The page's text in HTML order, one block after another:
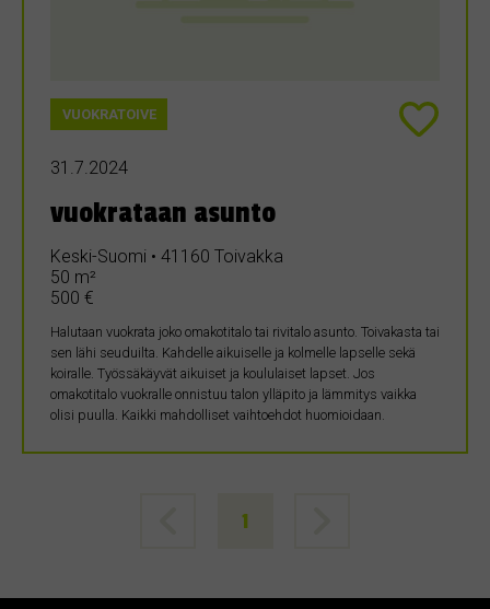
VUOKRATOIVE
31.7.2024
vuokrataan asunto
Keski-Suomi • 41160 Toivakka
50 m²
500 €
Halutaan vuokrata joko omakotitalo tai rivitalo asunto. Toivakasta tai
sen lähi seuduilta. Kahdelle aikuiselle ja kolmelle lapselle sekä
koiralle. Työssäkäyvät aikuiset ja koululaiset lapset. Jos
omakotitalo vuokralle onnistuu talon ylläpito ja lämmitys vaikka
olisi puulla. Kaikki mahdolliset vaihtoehdot huomioidaan.
1